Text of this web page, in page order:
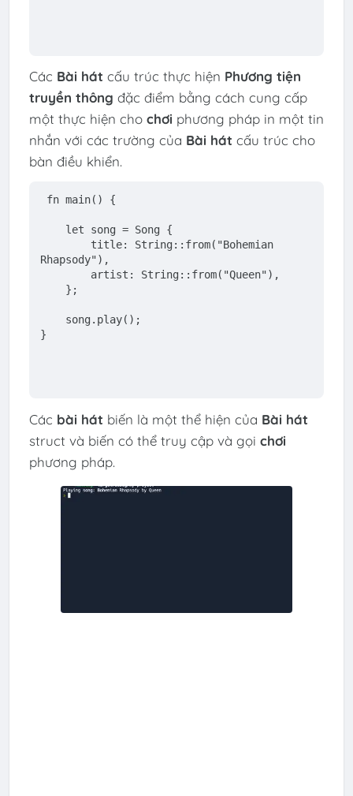
Các Bài hát cấu trúc thực hiện Phương tiện
truyền thông đặc điểm bằng cách cung cấp
một thực hiện cho chơi phương pháp in một tin
nhắn với các trường của Bài hát cấu trúc cho
bàn điều khiển.
fn main() {
let song = Song {
title: String ::from( "Bohemian
Rhapsody" ),
artist: String ::from( "Queen" ),
};
song.play();
}
Các bài hát biến là một thể hiện của Bài hát
struct và biến có thể truy cập và gọi chơi
phương pháp.